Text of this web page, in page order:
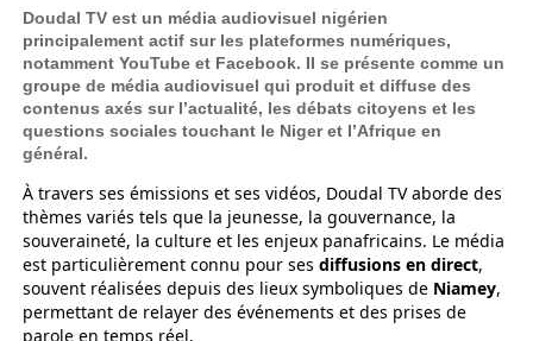
Doudal TV est un média audiovisuel nigérien
principalement actif sur les plateformes numériques,
notamment YouTube et Facebook. Il se présente comme un
groupe de média audiovisuel qui produit et diffuse des
contenus axés sur l’actualité, les débats citoyens et les
questions sociales touchant le Niger et l’Afrique en
général.
À travers ses émissions et ses vidéos, Doudal TV aborde des
thèmes variés tels que la jeunesse, la gouvernance, la
souveraineté, la culture et les enjeux panafricains. Le média
est particulièrement connu pour sesdiffusions en direct,
souvent réalisées depuis des lieux symboliques de Niamey,
permettant de relayer des événements et des prises de
parole en temps réel.